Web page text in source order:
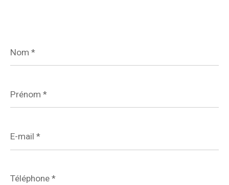
*
*
mail
*
*